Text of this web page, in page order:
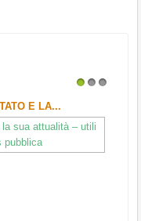
E LA...